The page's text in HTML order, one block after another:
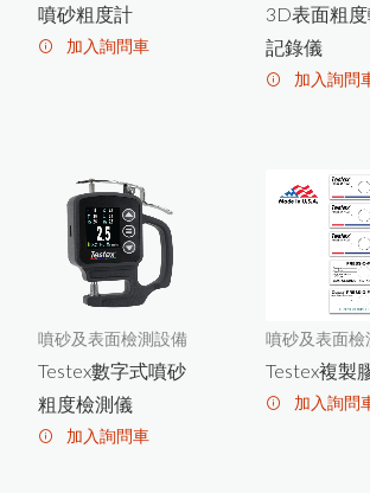
PosiTector SHD電子式橡膠硬度
計
PosiTector SPG OS金屬
圓
管
噴
砂粗度計
PosiTest HHD高壓針孔測試儀
PosiTector 6000 FX
S Xtrem
e耐
高
溫
專
用
膜
厚
計
測
頭
磁
吸
環
式
B
resle T
e
st金
屬
表
面
含
鹽
量
測
定
儀
X3001數字式附著強度測試儀
噴砂粗度計
加入詢問車
3D表面粗
記錄儀
加入詢問
噴砂及表面檢測設備
Testex數字式噴砂
粗度檢測儀
加入詢問車
噴砂及表面檢
Testex複製
加入詢問